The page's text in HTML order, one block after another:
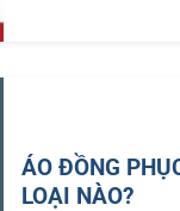
ÁO ĐỒNG
LOẠI NÀO?